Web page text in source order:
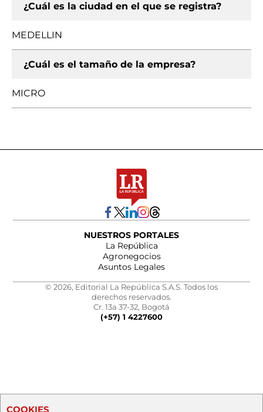
¿Cuál es la ciudad en el que se registra?
MEDELLIN
¿Cuál es el tamaño de la empresa?
MICRO
NUESTROS PORTALES
La República
Agronegocios
Asuntos Legales
© 2026, Editorial La República S.A.S. Todos los
derechos reservados.
Cr. 13a 37-32, Bogotá
(+57) 1 4227600
COOKIES